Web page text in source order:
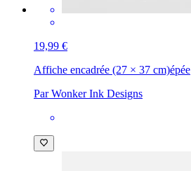
19,99 €
Affiche encadrée (27 × 37 cm)épée
Par Wonker Ink Designs